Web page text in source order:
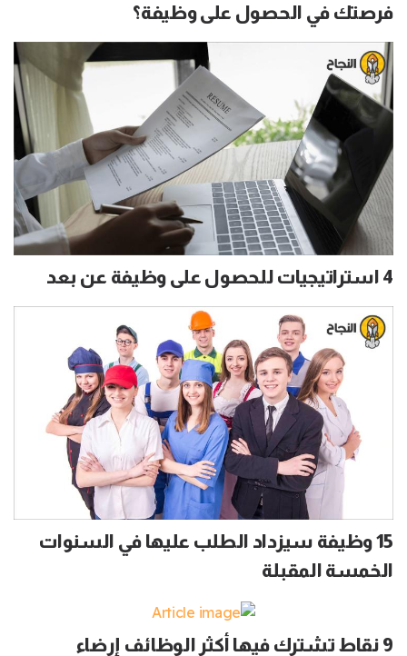
فرصتك في الحصول على وظيفة؟
4 استراتيجيات للحصول على وظيفة عن بعد
15 وظيفة سيزداد الطلب عليها في السنوات
الخمسة المقبلة
9 نقاط تشترك فيها أكثر الوظائف إرضاء